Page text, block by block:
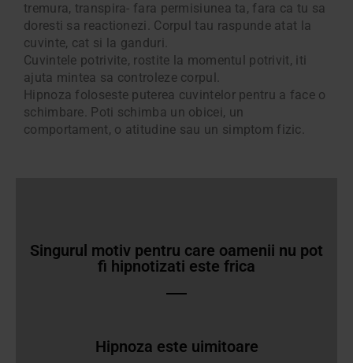
tremura, transpira- fara permisiunea ta, fara ca tu sa
doresti sa reactionezi. Corpul tau raspunde atat la
cuvinte, cat si la ganduri.
Cuvintele potrivite, rostite la momentul potrivit, iti
ajuta mintea sa controleze corpul.
Hipnoza foloseste puterea cuvintelor pentru a face o
schimbare. Poti schimba un obicei, un
comportament, o atitudine sau un simptom fizic.
Singurul motiv pentru care oamenii nu pot
fi hipnotizati este frica
Hipnoza este uimitoare